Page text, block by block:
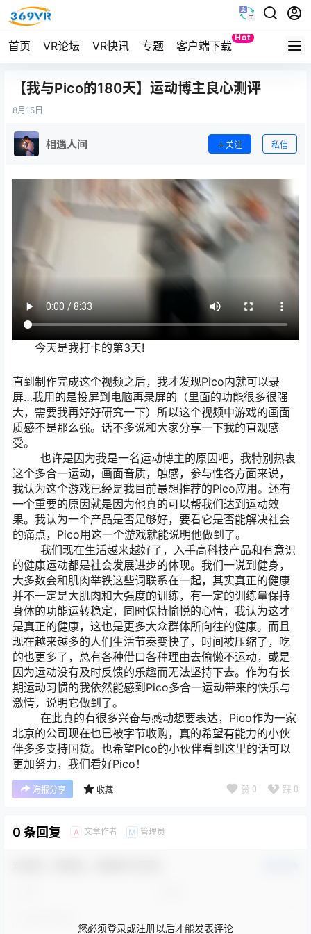
首页 VR论坛 VR快讯 专题 客户端下载
Hot
Quest
【我与Pico的180天】运动博主良心测评
8月 15日
相遇人间 关注 私信
今天是我打卡的第3天!
直到制作完成这个视频之后，我才发现Pico内就可以录
屏…我用的是投屏到电脑再录屏的（里面的功能很多很强
大，需要我再好好研究一下）所以这个视频中游戏的画面
质感不是那么强。话不多说和大家分享一下我的直观感
受。
也许是因为我是一名运动博主的原因吧，我特别热衷
这个多合一运动，画面音质，触感，参与性各方面来说，
我认为这个游戏已经是我目前最想推荐的Pico应用。还有
一个重要的原因就是因为他真的可以帮我们达到运动效
果。我认为一个产品是否足够好，要看它是否能解决社会
的痛点，Pico用这一个游戏就能说明他做到了。
我们现在生活越来越好了，入手高科技产品和有意识
的健康运动都是社会发展进步的体现。我们一说到健身，
大多数会和肌肉举铁这些词联系在一起，其实真正的健康
并不一定是大肌肉和大强度的训练，有一定的训练量保持
身体的功能运转稳定，同时保持愉悦的心情，我认为这才
是真正的健康，这也是更多大众群体所向往的健康。而且
现在越来越多的人们生活节奏变快了，时间被压缩了，吃
的也更多了，总有各种借口各种理由去偷懒不运动，或是
因为运动没有及时反馈的乐趣而无法坚持下去。作为有长
期运动习惯的我依然能感到Pico多合一运动带来的快乐与
激情，说明它做到了。
在此真的有很多兴奋与感动想要表达，Pico作为一家
北京的公司现在也已被字节收购，真的希望有能力的小伙
伴多多支持国货。也希望Pico的小伙伴看到这里的话可以
更加努力，我们看好Pico！
海报分享 收藏 赞 0 踩 0
0 条回复 A 文章作者 M 管理员
您必须登录或注册以后才能发表评论